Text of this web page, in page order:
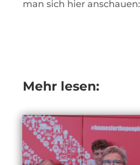
man sich hier anschauen:
Mehr lesen: